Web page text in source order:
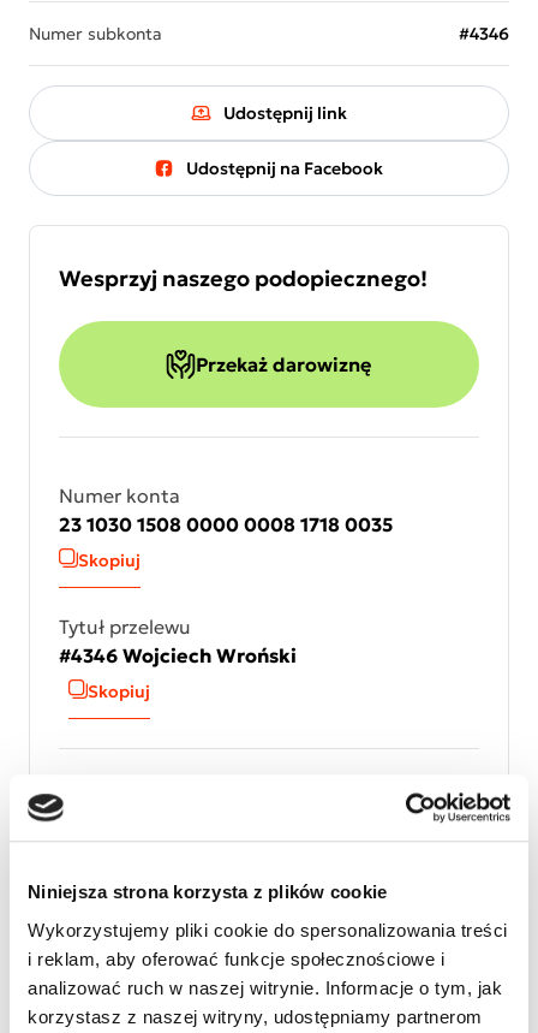
Niniejsza strona korzysta z plików cookie
Wykorzystujemy pliki cookie do spersonalizowania treści
i reklam, aby oferować funkcje społecznościowe i
analizować ruch w naszej witrynie. Informacje o tym, jak
korzystasz z naszej witryny, udostępniamy partnerom
Numer subkonta #4346
Udostępnij link
Udostępnij na Facebook
Wesprzyj naszego podopiecznego!
Przekaż darowiznę
Numer konta
23 1030 1508 0000 0008 1718 0035
Skopiuj
Tytuł przelewu
#4346 Wojciech Wroński
Skopiuj
#4346 Wojciech Wroński
Numer KRS
KRS 0000127075